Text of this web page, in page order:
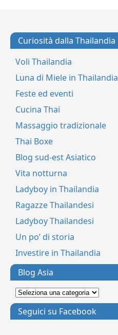
Curiosità dalla Thailandia
Voli Thailandia
Luna di Miele in Thailandia
Feste ed eventi
Cucina Thai
Massaggio tradizionale
Thai Boxe
Blog sud-est Asiatico
Vita notturna
Ladyboy in Thailandia
Ragazze Thailandesi
Ladyboy Thailandesi
Un po’ di storia
Investire in Thailandia
Blog Asia
Seguici su Facebook